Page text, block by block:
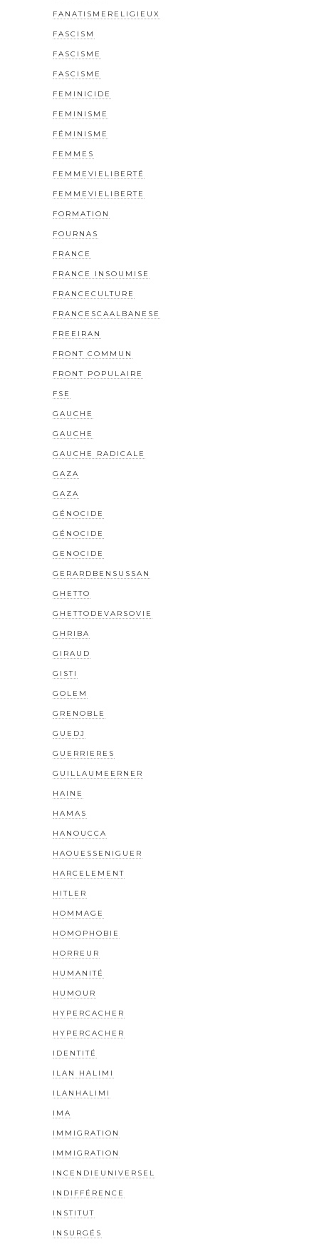
FANATISMERELIGIEUX
FASCISM
FASCISME
FASCISME
FEMINICIDE
FEMINISME
FÉMINISME
FEMMES
FEMMEVIELIBERTÉ
FEMMEVIELIBERTE
FORMATION
FOURNAS
FRANCE
FRANCE INSOUMISE
FRANCECULTURE
FRANCESCAALBANESE
FREEIRAN
FRONT COMMUN
FRONT POPULAIRE
FSE
GAUCHE
GAUCHE
GAUCHE RADICALE
GAZA
GAZA
GÉNOCIDE
GÉNOCIDE
GENOCIDE
GERARDBENSUSSAN
GHETTO
GHETTODEVARSOVIE
GHRIBA
GIRAUD
GISTI
GOLEM
GRENOBLE
GUEDJ
GUERRIERES
GUILLAUMEERNER
HAINE
HAMAS
HANOUCCA
HAOUESSENIGUER
HARCELEMENT
HITLER
HOMMAGE
HOMOPHOBIE
HORREUR
HUMANITÉ
HUMOUR
HYPERCACHER
HYPERCACHER
IDENTITÉ
ILAN HALIMI
ILANHALIMI
IMA
IMMIGRATION
IMMIGRATION
INCENDIEUNIVERSEL
INDIFFÉRENCE
INSTITUT
INSURGÉS